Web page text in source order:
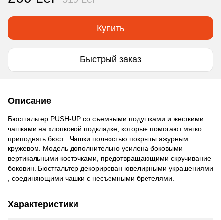
Купить
Быстрый заказ
Описание
Бюстгальтер PUSH-UP со съемными подушками и жесткими
чашками на хлопковой подкладке, которые помогают мягко
приподнять бюст . Чашки полностью покрыты ажурным
кружевом. Модель дополнительно усилена боковыми
вертикальными косточками, предотвращающими скручивание
боковин. Бюстгальтер декорирован ювелирными украшениями
, соединяющими чашки с несъемными бретелями.
Характеристики